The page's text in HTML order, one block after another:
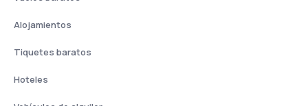
Alojamientos
Tiquetes baratos
Hoteles